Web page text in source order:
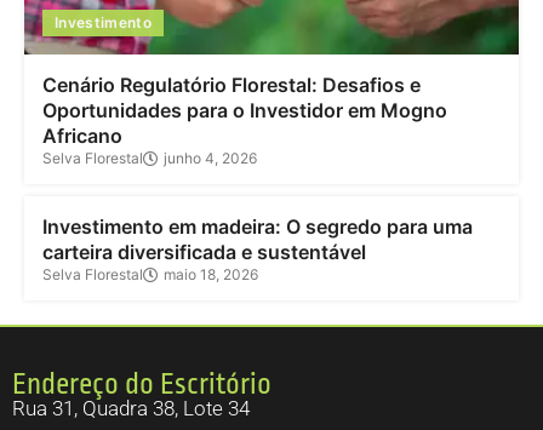
Investimento
Cenário Regulatório Florestal: Desafios e
Oportunidades para o Investidor em Mogno
Africano
Selva Florestal junho 4, 2026
Investimento
Investimento em madeira: O segredo para uma
carteira diversificada e sustentável
Selva Florestal maio 18, 2026
Endereço do Escritório
Rua 31, Quadra 38, Lote 34